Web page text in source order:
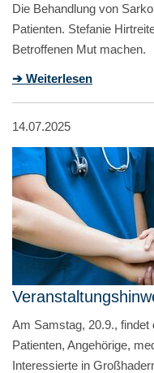
Die Behandlung von
Patienten. Stefanie
Betroffenen Mut machen.
➔ Weiterlesen
14.07.2025
Am Samstag, 20.9.,
Patienten, Angehörige,
Interessierte in